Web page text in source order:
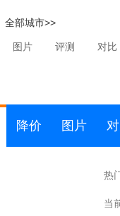
全部城市>>
图片 评测 对比
降价 图片
热
当